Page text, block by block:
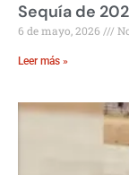
Sequía de
6 de mayo, 2026
Leer más »